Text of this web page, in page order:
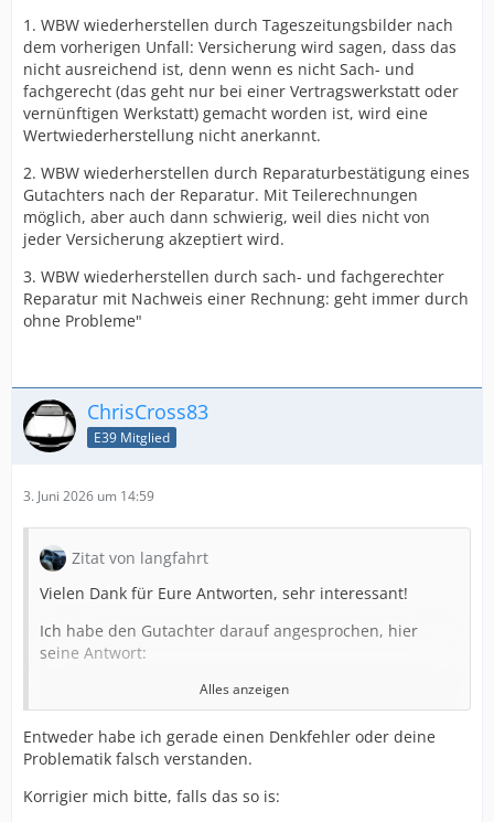
1. WBW wiederherstellen durch Tageszeitungsbilder nach
dem vorherigen Unfall: Versicherung wird sagen, dass das
nicht ausreichend ist, denn wenn es nicht Sach- und
fachgerecht (das geht nur bei einer Vertragswerkstatt oder
vernünftigen Werkstatt) gemacht worden ist, wird eine
Wertwiederherstellung nicht anerkannt.
2. WBW wiederherstellen durch Reparaturbestätigung eines
Gutachters nach der Reparatur. Mit Teilerechnungen
möglich, aber auch dann schwierig, weil dies nicht von
jeder Versicherung akzeptiert wird.
3. WBW wiederherstellen durch sach- und fachgerechter
Reparatur mit Nachweis einer Rechnung: geht immer durch
ohne Probleme"
ChrisCross83
E39 Mitglied
3. Juni 2026 um 14:59
Zitat von langfahrt
Vielen Dank für Eure Antworten, sehr interessant!
Ich habe den Gutachter darauf angesprochen, hier
seine Antwort:
"das mit der Tageszeitung hat seiner eigenen
Versicherung wahrscheinlich gereicht, aber eine
sich nicht für Tageszeitungsbilder als
Alles anzeigen
Entweder habe ich gerade einen Denkfehler oder deine
Problematik falsch verstanden.
Korrigier mich bitte, falls das so is: